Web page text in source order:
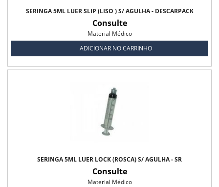
Fralda Geriátrica Tena Slip Biofral
Lençol Descartável Mult - Uso Biofral
SERINGA 5ML LUER SLIP (LISO ) S/ AGULHA - DESCARPACK
Consulte
Material Médico
ADICIONAR NO CARRINHO
SERINGA 5ML LUER LOCK (ROSCA) S/ AGULHA - SR
Consulte
Material Médico